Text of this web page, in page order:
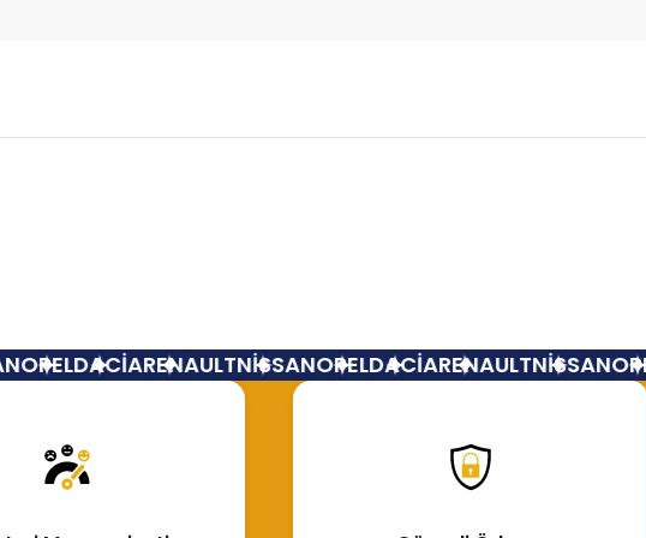
OPELDACİARENAULTNİSSANOPELDACİARENAULTNİSSANOPEL